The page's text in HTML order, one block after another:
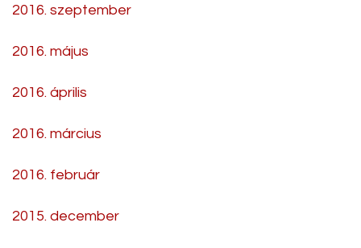
2016. szeptember
2016. május
2016. április
2016. március
2016. február
2015. december